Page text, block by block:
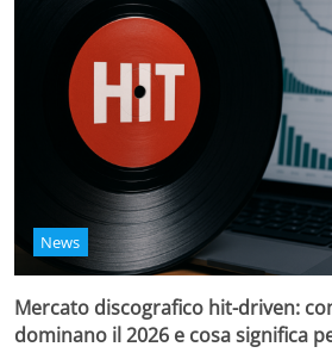
News
Mercato discografico hit-driven:
dominano il 2026 e cosa significa